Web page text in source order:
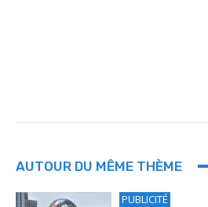
AUTOUR DU MÊME THÈME
PUBLICITÉ